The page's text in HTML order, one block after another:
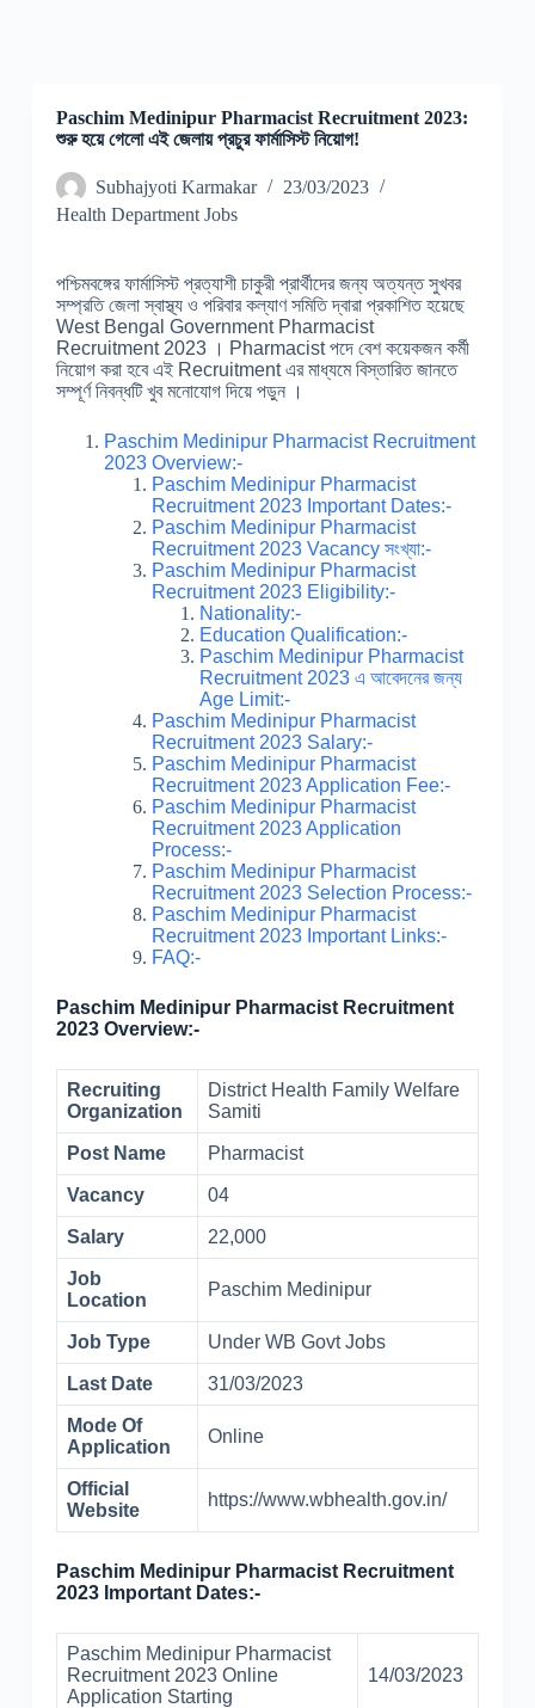
Paschim Medinipur Pharmacist Recruitment 2023:
শুরু হয়ে গেলো এই জেলায় প্রচুর ফার্মাসিস্ট নিয়োগ!
Subhajyoti Karmakar
23/03/2023
Health Department Jobs
পশ্চিমবঙ্গের ফার্মাসিস্ট প্রত্যাশী চাকুরী প্রার্থীদের জন্য অত্যন্ত সুখবর
সম্প্রতি জেলা স্বাস্থ্য ও পরিবার কল্যাণ সমিতি দ্বারা প্রকাশিত হয়েছে
West Bengal Government Pharmacist
Recruitment 2023 । Pharmacist পদে বেশ কয়েকজন কর্মী
নিয়োগ করা হবে এই Recruitment এর মাধ্যমে বিস্তারিত জানতে
সম্পূর্ণ নিবন্ধটি খুব মনোযোগ দিয়ে পড়ুন ।
Paschim Medinipur Pharmacist Recruitment
2023 Overview:-
Paschim Medinipur Pharmacist
Recruitment 2023 Important Dates:-
Paschim Medinipur Pharmacist
Recruitment 2023 Vacancy সংখ্যা:-
Paschim Medinipur Pharmacist
Recruitment 2023 Eligibility:-
Nationality:-
Education Qualification:-
Paschim Medinipur Pharmacist
Recruitment 2023 এ আবেদনের জন্য
Age Limit:-
Paschim Medinipur Pharmacist
Recruitment 2023 Salary:-
Paschim Medinipur Pharmacist
Recruitment 2023 Application Fee:-
Paschim Medinipur Pharmacist
Recruitment 2023 Application
Process:-
Paschim Medinipur Pharmacist
Recruitment 2023 Selection Process:-
Paschim Medinipur Pharmacist
Recruitment 2023 Important Links:-
FAQ:-
Paschim Medinipur Pharmacist Recruitment
2023 Overview:-
Recruiting
Organization
District Health Family Welfare
Samiti
Post Name Pharmacist
Vacancy 04
Salary 22,000
Job
Location
Paschim Medinipur
Job Type Under WB Govt Jobs
Last Date 31/03/2023
Mode Of
Application
Online
Official
Website
https://www.wbhealth.gov.in/
Paschim Medinipur Pharmacist Recruitment
2023 Important Dates:-
Paschim Medinipur Pharmacist
Recruitment 2023 Online
Application Starting
14/03/2023